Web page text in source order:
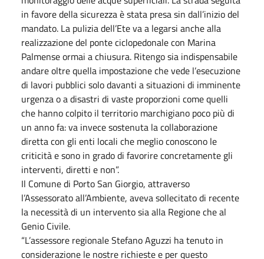
in favore della sicurezza è stata presa sin dall’inizio del
mandato. La pulizia dell’Ete va a legarsi anche alla
realizzazione del ponte ciclopedonale con Marina
Palmense ormai a chiusura. Ritengo sia indispensabile
andare oltre quella impostazione che vede l’esecuzione
di lavori pubblici solo davanti a situazioni di imminente
urgenza o a disastri di vaste proporzioni come quelli
che hanno colpito il territorio marchigiano poco più di
un anno fa: va invece sostenuta la collaborazione
diretta con gli enti locali che meglio conoscono le
criticità e sono in grado di favorire concretamente gli
interventi, diretti e non”.
Il Comune di Porto San Giorgio, attraverso
l’Assessorato all’Ambiente, aveva sollecitato di recente
la necessità di un intervento sia alla Regione che al
Genio Civile.
“L’assessore regionale Stefano Aguzzi ha tenuto in
considerazione le nostre richieste e per questo